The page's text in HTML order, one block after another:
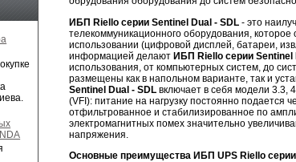
ИБП Riello серии Sentinel Dual - SDL - это
телекоммуникационного оборудования,
использовании (цифровой дисплей, батареи,
информацией делают ИБП Riello серии Sentinel
использования, от компьютерных систем, до
размещены как в напольном варианте, так и
Sentinel Dual - SDL включает в себя модели 3.3,
(VFI): питание на нагрузку постоянно подается
отфильтрованное и стабилизированное по
электромагнитных помех значительно
напряжения.
Основные преимущества ИБП UPS Riello cерии